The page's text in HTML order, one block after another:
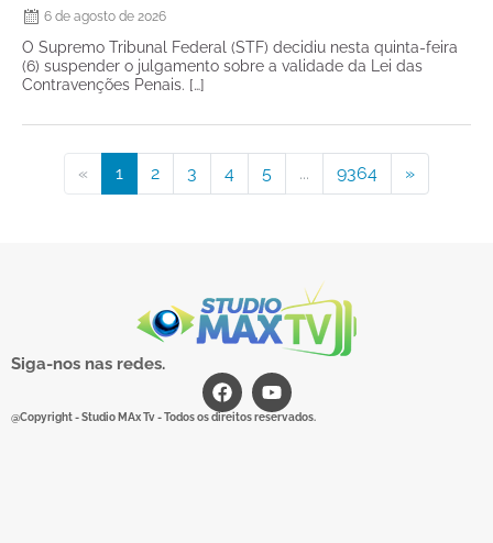
6 de agosto de 2026
O Supremo Tribunal Federal (STF) decidiu nesta quinta-feira
(6) suspender o julgamento sobre a validade da Lei das
Contravenções Penais. […]
« 1 2 3 4 5 ... 9364 »
Siga-nos nas redes.
@Copyright - Studio MAx Tv - Todos os direitos reservados.